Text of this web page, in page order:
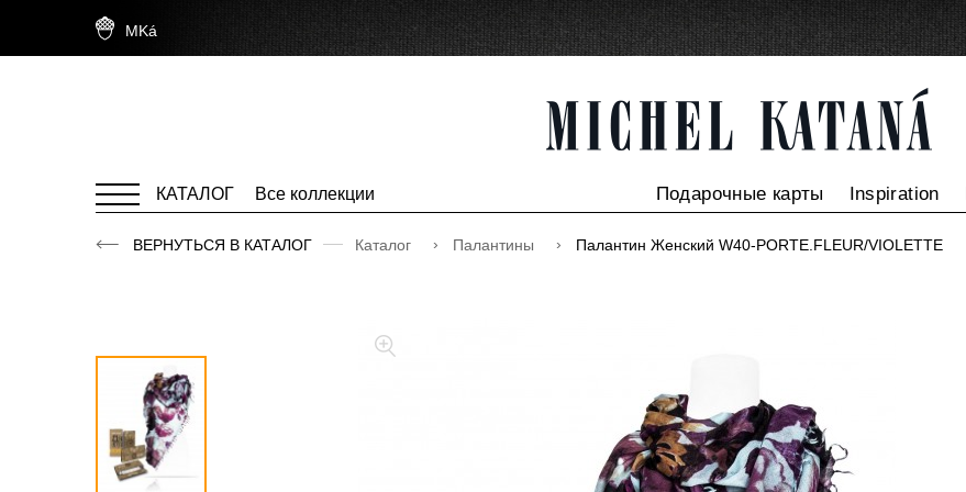
MKá
КАТАЛОГ Все коллекции Подарочные карты Inspiration
ВЕРНУТЬСЯ В КАТАЛОГ Каталог Палантины Палантин Женский W40-PORTE.FLEUR/VIOLETTE